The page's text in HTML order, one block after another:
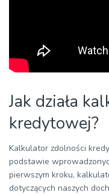
Jak działa
kredytowej?
Kalkulator zdolności
podstawie
pierwszym kroku,
dotyczących naszych